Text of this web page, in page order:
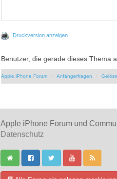
Druckversion anzeigen
Benutzer, die gerade dieses Thema
Apple iPhone Forum Anfängerfragen
Apple iPhone Forum und
Datenschutz